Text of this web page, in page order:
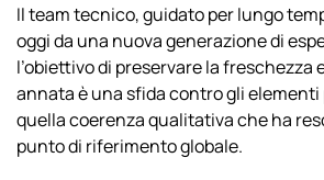
Il team tecnico, guidato per lungo
oggi da una nuova generazione di
l’obiettivo di preservare la freschezza
annata è una sfida contro gli
quella coerenza qualitativa che ha
punto di riferimento globale.